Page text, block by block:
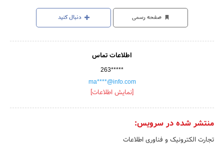
صفحه رسمی دنبال کنید
اطلاعات تماس
263*****
ma****@info.com
[نمایش اطلاعات]
منتشر شده در سرویس:
تجارت الکترونیک و فناوری اطلاعات